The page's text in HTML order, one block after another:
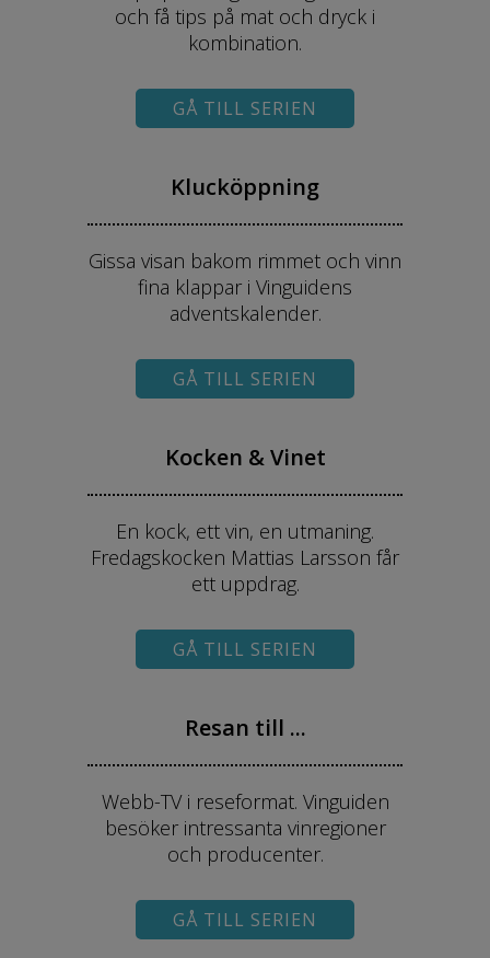
och få tips på mat och dryck i
kombination.
GÅ TILL SERIEN
Klucköppning
Gissa visan bakom rimmet och vinn
fina klappar i Vinguidens
adventskalender.
GÅ TILL SERIEN
Kocken & Vinet
En kock, ett vin, en utmaning.
Fredagskocken Mattias Larsson får
ett uppdrag.
GÅ TILL SERIEN
Resan till ...
Webb-TV i reseformat. Vinguiden
besöker intressanta vinregioner
och producenter.
GÅ TILL SERIEN